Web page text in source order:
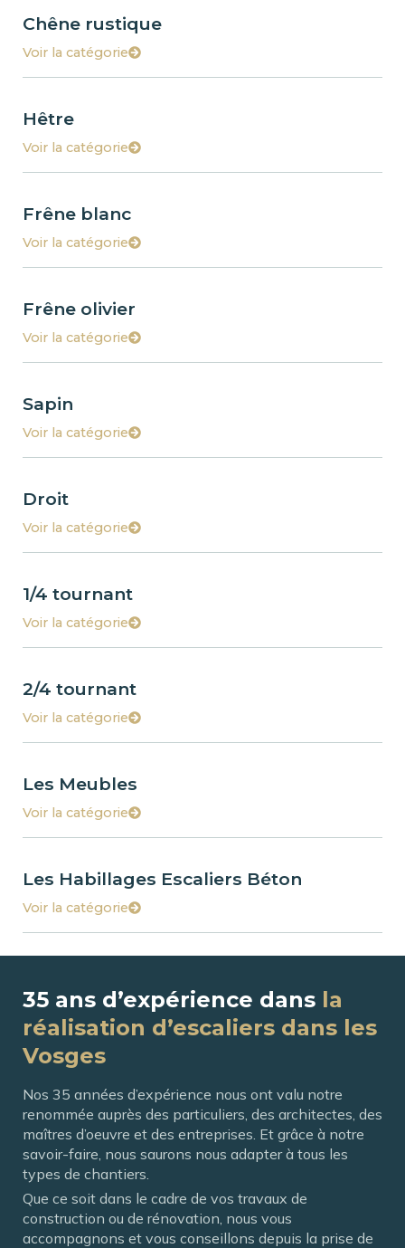
Chêne rustique
Voir la catégorie
Hêtre
Voir la catégorie
Frêne blanc
Voir la catégorie
Frêne olivier
Voir la catégorie
Sapin
Voir la catégorie
Droit
Voir la catégorie
1/4 tournant
Voir la catégorie
2/4 tournant
Voir la catégorie
Les Meubles
Voir la catégorie
Les Habillages Escaliers Béton
Voir la catégorie
35 ans d’expérience dans la
réalisation d’escaliers dans les
Vosges
Nos 35 années d’expérience nous ont valu notre
renommée auprès des particuliers, des architectes, des
maîtres d’oeuvre et des entreprises. Et grâce à notre
savoir-faire, nous saurons nous adapter à tous les
types de chantiers.
Que ce soit dans le cadre de vos travaux de
construction ou de rénovation, nous vous
accompagnons et vous conseillons depuis la prise de